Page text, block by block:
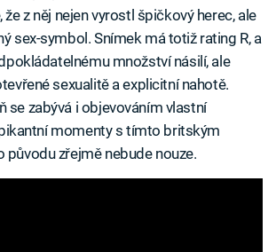
z něj nejen vyrostl špičkový herec, ale
sex-symbol. Snímek má totiž rating R, a
množství násilí, ale
sexualitě a explicitní nahotě.
se zabývá i objevováním vlastní
momenty s tímto britským
původu zřejmě nebude nouze.